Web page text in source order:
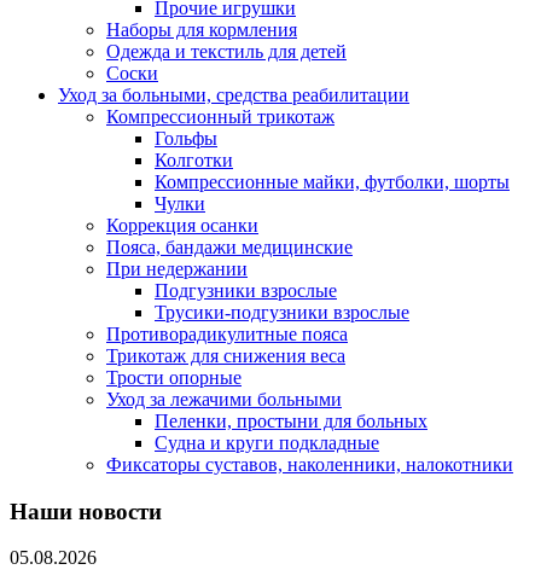
Прочие игрушки
Наборы для кормления
Одежда и текстиль для детей
Соски
Уход за больными, средства реабилитации
Компрессионный трикотаж
Гольфы
Колготки
Компрессионные майки, футболки, шорты
Чулки
Коррекция осанки
Пояса, бандажи медицинские
При недержании
Подгузники взрослые
Трусики-подгузники взрослые
Противорадикулитные пояса
Трикотаж для снижения веса
Трости опорные
Уход за лежачими больными
Пеленки, простыни для больных
Судна и круги подкладные
Фиксаторы суставов, наколенники, налокотники
Наши новости
05.08.2026